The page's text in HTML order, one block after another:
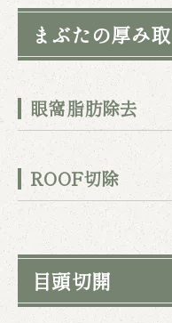
まぶたの厚み取
眼窩脂肪除去
ROOF切除
目頭切開